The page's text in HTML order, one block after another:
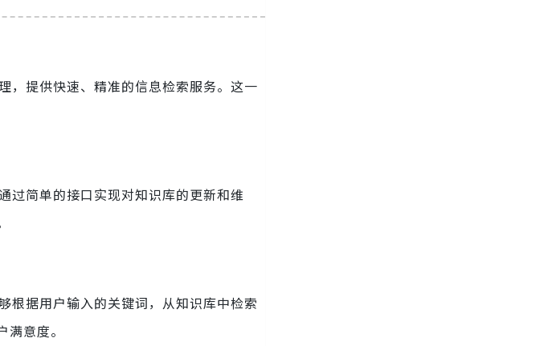
提供快速、精准的信息检索服务。这一
简单的接口实现对知识库的更新和维
据用户输入的关键词，从知识库中检索
意度。